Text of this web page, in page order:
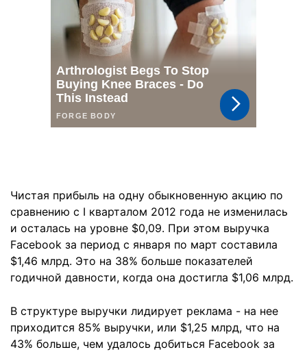
Чистая прибыль на одну обыкновенную акцию по
сравнению с I кварталом 2012 года не изменилась
и осталась на уровне $0,09. При этом выручка
Facebook за период с января по март составила
$1,46 млрд. Это на 38% больше показателей
годичной давности, когда она достигла $1,06 млрд.
В структуре выручки лидирует реклама - на нее
приходится 85% выручки, или $1,25 млрд, что на
43% больше, чем удалось добиться Facebook за